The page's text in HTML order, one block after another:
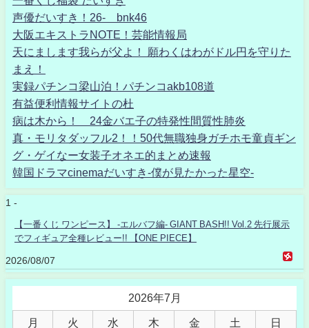
声優だいすき！26- bnk46
大阪エキストラNOTE！芸能情報局
天にまします我らが父よ！ 願わくはわがドル円を守りた
まえ！
実録パチンコ梁山泊！パチンコakb108道
有益便利情報サイトの杜
病は木から！ 24金バエ子の特発性間質性肺炎
真・モリタダッフル2！！50代無職独身ガチホモ童貞ギン
グ・ゲイなー女装子オネエ的まとめ速報
韓国ドラマcinemaだいすき-僕が見たかった星空-
1 -
【一番くじ ワンピース】 -エルバフ編- GIANT BASH!! Vol.2 先行展示
でフィギュア全種レビュー!! 【ONE PIECE】
2026/08/07
2026年7月
月 火 水 木 金 土 日